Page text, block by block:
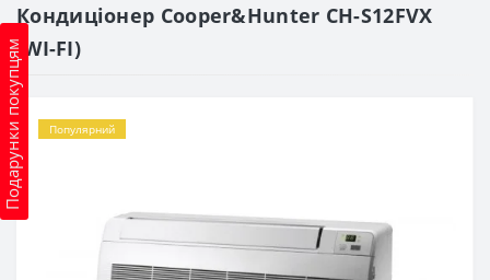
Подарунки покупцям
Кондиціонер Cooper&Hunter CH-S12FVX
(WI-FI)
Популярний